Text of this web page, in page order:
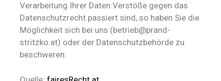
Verarbeitung Ihrer Daten Verstöße gegen das
Datenschutzrecht passiert sind, so haben Sie die
Möglichkeit sich bei uns (betrieb@prand-
stritzko.at) oder der Datenschutzbehörde zu
beschweren.